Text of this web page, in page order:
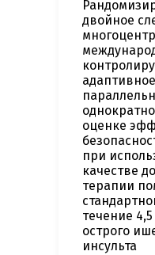
двойное
оценке
при
качестве
терапии
течение
острого
инсульта